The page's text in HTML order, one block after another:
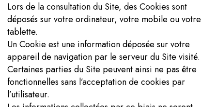
Lors de la consultation du Site, des Cookies sont
déposés sur votre ordinateur, votre mobile ou votre
tablette.
Un Cookie est une information déposée sur votre
appareil de navigation par le serveur du Site visité.
Certaines parties du Site peuvent ainsi ne pas être
fonctionnelles sans l’acceptation de cookies par
l’utilisateur.